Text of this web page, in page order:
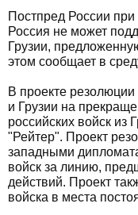
Постпред России
Россия не может
Грузии,
этом сообщает в
В проекте
и Грузии на
российских войск из
"Рейтер". Проект
западными
войск за линию,
действий. Проект
войска в места